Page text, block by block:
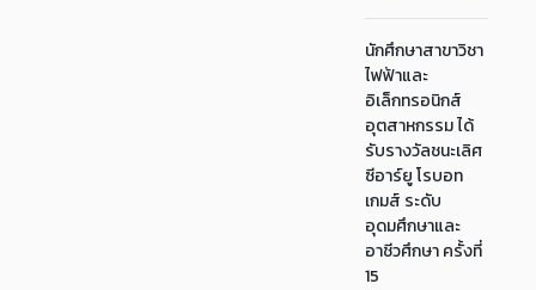
นักศึกษาสาขาวิชา
ไฟฟ้าและ
อิเล็กทรอนิกส์
อุตสาหกรรม ได้
รับรางวัลชนะเลิศ
ซีอาร์ยู โรบอท
เกมส์ ระดับ
อุดมศึกษาและ
อาชีวศึกษา ครั้งที่
15